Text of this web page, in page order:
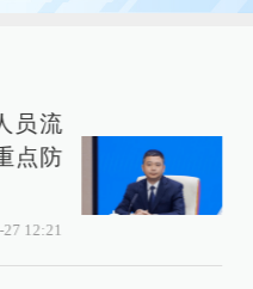
员流
点防
27 12:21